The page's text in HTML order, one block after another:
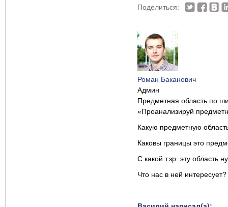
Поделиться:
Роман Баканович
Админ
Предметная область по
«Проанализируй
Какую предметную
Каковы границы это
С какой т.зр. эту область
Что нас в ней интересует?